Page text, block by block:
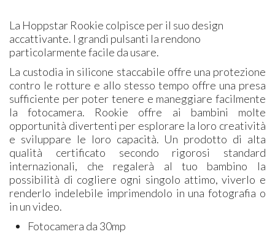
La Hoppstar Rookie colpisce per il suo design
accattivante. I grandi pulsanti la rendono
particolarmente facile da usare.
La custodia in silicone staccabile offre una protezione
contro le rotture e allo stesso tempo offre una presa
sufficiente per poter tenere e maneggiare facilmente
la fotocamera. Rookie offre ai bambini molte
opportunità divertenti per esplorare la loro creatività
e sviluppare le loro capacità. Un prodotto di alta
qualità certificato secondo rigorosi standard
internazionali, che regalerà al tuo bambino la
possibilità di cogliere ogni singolo attimo, viverlo e
renderlo indelebile imprimendolo in una fotografia o
in un video.​
Fotocamera da 30mp